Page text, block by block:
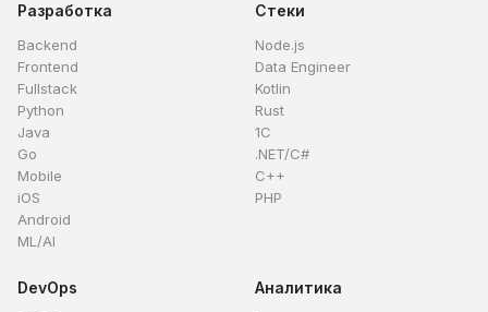
Разработка
Backend
Frontend
Fullstack
Python
Java
Go
Mobile
iOS
Android
ML/AI
Стеки
Node.js
Data Engineer
Kotlin
Rust
1C
.NET/C#
C++
PHP
DevOps Аналитика